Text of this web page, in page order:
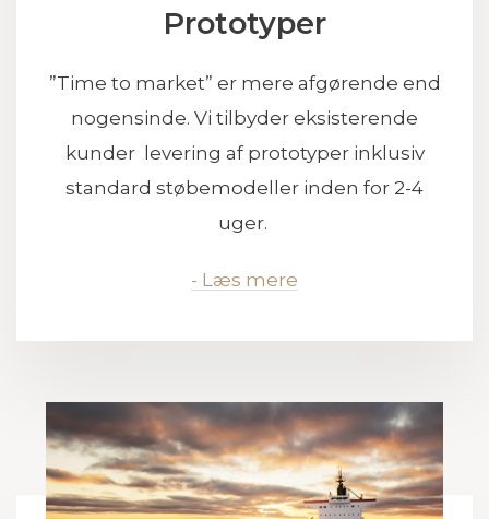
Prototyper
”Time to market” er mere afgørende end
nogensinde. Vi tilbyder eksisterende
kunder levering af prototyper inklusiv
standard støbemodeller inden for 2-4
uger.
- Læs mere